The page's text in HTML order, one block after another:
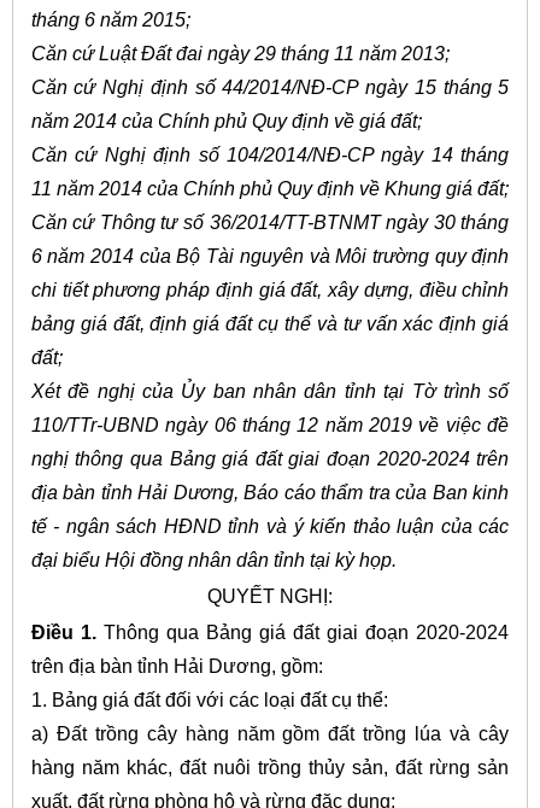
tháng 6 năm 2015;
Căn cứ Luật Đất đai ngày 29 tháng 11 năm 2013;
Căn cứ Nghị định số 44/2014/NĐ-CP ngày 15 tháng 5
năm 2014 của Chính phủ Quy định về giá đất;
Căn cứ Nghị định số 104/2014/NĐ-CP ngày 14 tháng
11 năm 2014 của Chính phủ Quy định về Khung giá đất;
Căn cứ Thông tư số 36/2014/TT-BTNMT ngày 30 tháng
6 năm 2014 của Bộ Tài nguyên và Môi trường quy định
chi tiết phương pháp định giá đất, xây dựng, điều chỉnh
bảng giá đất, định giá đất cụ thể và tư vấn xác định giá
đất;
Xét đề nghị của Ủy ban nhân dân tỉnh tại Tờ trình số
110/TTr-UBND ngày 06 tháng 12 năm 2019 về việc đề
nghị thông qua Bảng giá đất giai đoạn 2020-2024 trên
địa bàn tỉnh Hải Dương, Báo cáo thẩm tra của Ban kinh
tế - ngân sách HĐND tỉnh và ý kiến thảo luận của các
đại biểu Hội đồng nhân dân tỉnh tại kỳ họp.
QUYẾT NGHỊ:
Điều 1.Thông qua Bảng giá đất giai đoạn 2020-2024
trên địa bàn tỉnh Hải Dương, gồm:
1. Bảng giá đất đối với các loại đất cụ thể:
a) Đất trồng cây hàng năm gồm đất trồng lúa và cây
hàng năm khác, đất nuôi trồng thủy sản, đất rừng sản
xuất, đất rừng phòng hộ và rừng đặc dụng;